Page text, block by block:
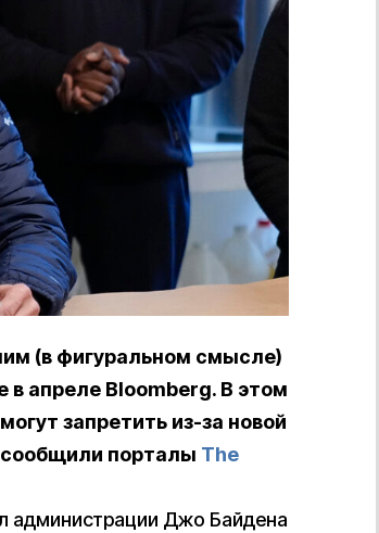
(в фигуральном смысле)
в апреле Bloomberg. В этом
запретить из-за новой
порталы The
администрации Джо Байдена